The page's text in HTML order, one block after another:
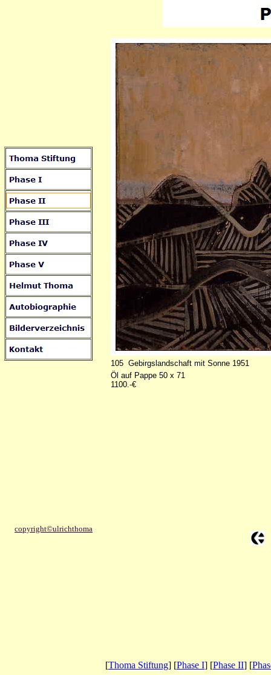
copyright©ulrichthoma
105 Gebirgslandschaft mit Sonne 1951
Öl auf Pappe 50 x 71
1100.-€
[Thoma Stiftung] [Phase I] [Phase II] [